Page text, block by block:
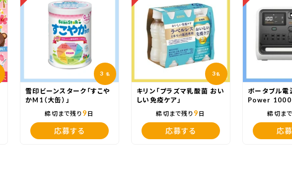
3 名
雪印ビーンスターク「すこや
かM1（大缶）」
締切まで残り 9 日
応募する
3名
キリン「プラズマ乳酸菌 おい
しい免疫ケア」
締切まで残り 9 日
応募する
ポータブル電
Power
締切ま
応